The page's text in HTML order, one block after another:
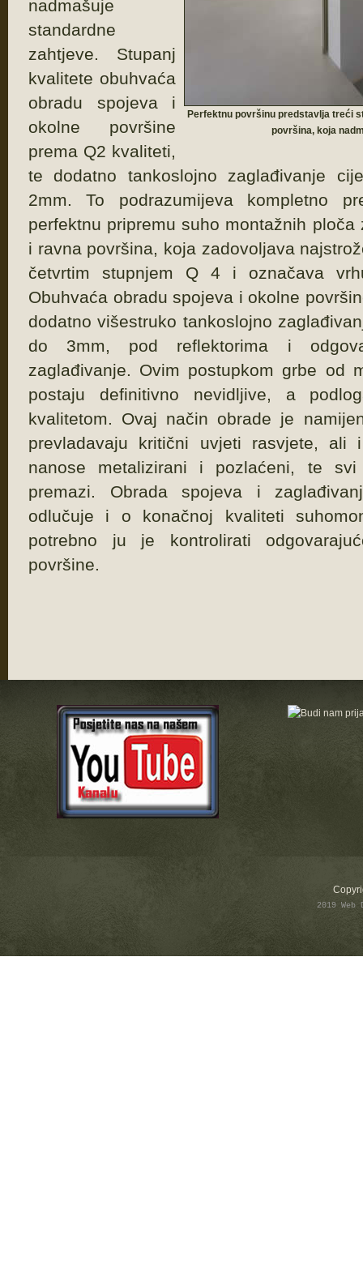
Perfektnu površinu predstavlja treći
površina, koja
nadmašuje
standardne
zahtjeve. Stupanj
kvalitete obuhvaća
obradu spojeva i
okolne površine
prema Q2 kvaliteti,
te dodatno tankoslojno zaglađivanje
2mm. To podrazumijeva kompletno
perfektnu pripremu suho montažnih
i ravna površina, koja zadovoljava
četvrtim stupnjem Q 4 i označava
Obuhvaća obradu spojeva i okolne
dodatno višestruko tankoslojno
do 3mm, pod reflektorima i
zaglađivanje. Ovim postupkom grbe od
postaju definitivno nevidljive, a
kvalitetom. Ovaj način obrade je
prevladavaju kritični uvjeti rasvjete,
nanose metalizirani i pozlaćeni, te
premazi. Obrada spojeva i
odlučuje i o konačnoj kvaliteti
potrebno ju je kontrolirati
površine.
2019